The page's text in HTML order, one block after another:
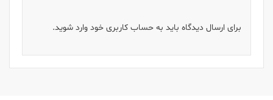
برای ارسال دیدگاه باید به حساب کاربری خود وارد شوید.